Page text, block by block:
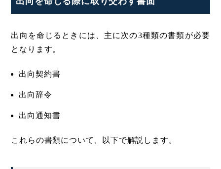
出向を命じるときには、主に次の3種類の書類が必要
となります。
出向契約書
出向辞令
出向通知書
これらの書類について、以下で解説します。